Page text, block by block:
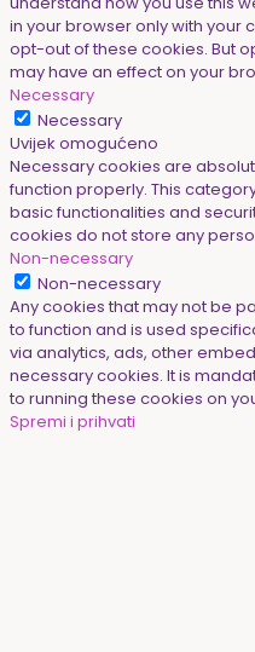
in your browser only with your
opt-out of these cookies. But
may have an effect on your
Necessary
Necessary
Uvijek omogućeno
Necessary cookies are
function properly. This
basic functionalities and
cookies do not store any
Non-necessary
Non-necessary
Any cookies that may not be
to function and is used
via analytics, ads, other
necessary cookies. It is
to running these cookies on
Spremi i prihvati